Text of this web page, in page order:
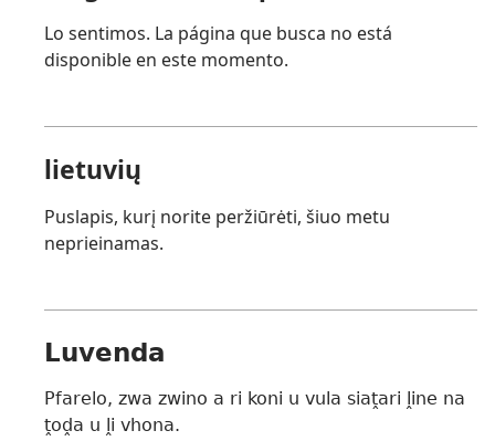
Lo sentimos. La página que busca no está
disponible en este momento.
lietuvių
Puslapis, kurį norite peržiūrėti, šiuo metu
neprieinamas.
Luvenda
Pfarelo, zwa zwino a ri koni u vula siaṱari ḽine na
ṱoḓa u ḽi vhona.